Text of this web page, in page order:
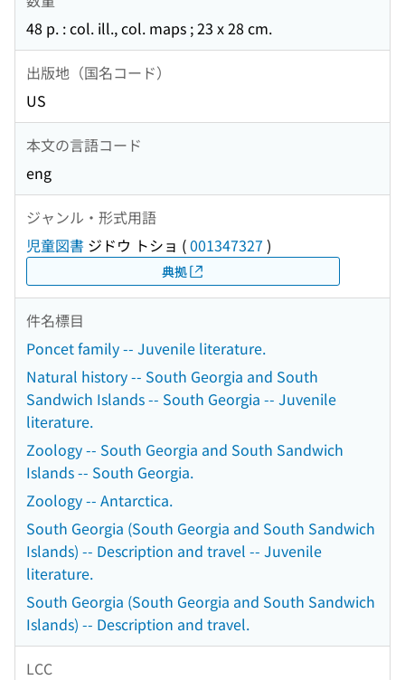
48 p. : col. ill., col. maps ; 23 x 28 cm.
出版地（国名コード）
US
本文の言語コード
eng
ジャンル・形式用語
児童図書 ジドウ トショ (001347327 )
典拠
件名標目
Poncet family -- Juvenile literature.
Natural history -- South Georgia and South
Sandwich Islands -- South Georgia -- Juvenile
literature.
Zoology -- South Georgia and South Sandwich
Islands -- South Georgia.
Zoology -- Antarctica.
South Georgia (South Georgia and South Sandwich
Islands) -- Description and travel -- Juvenile
literature.
South Georgia (South Georgia and South Sandwich
Islands) -- Description and travel.
LCC